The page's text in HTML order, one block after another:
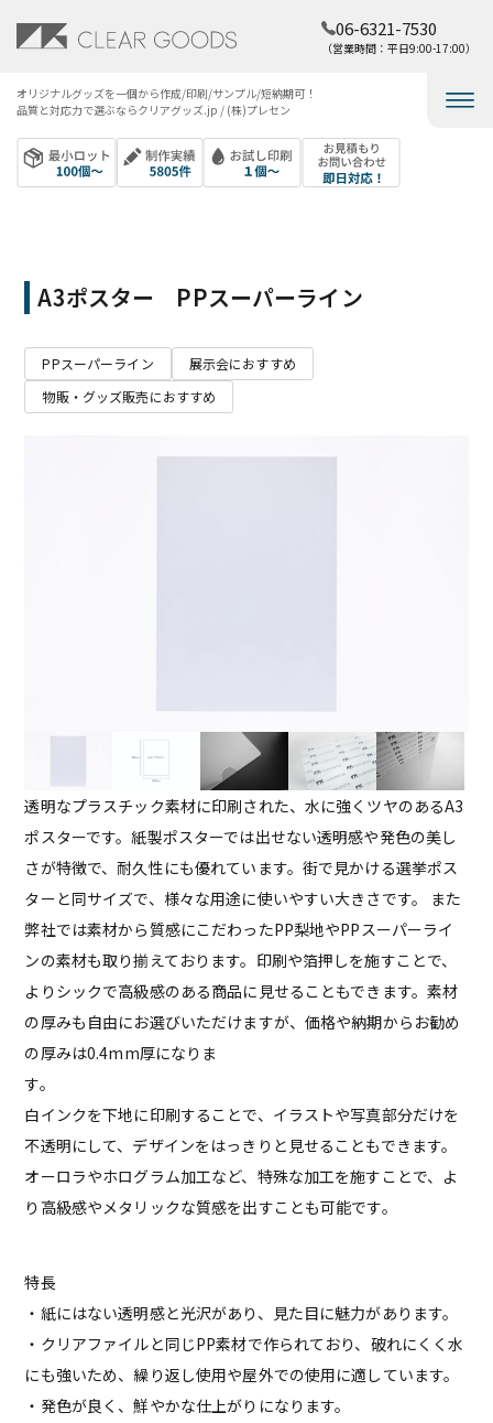
オリジナルグッズを​一個から​作成/印刷/サンプル/短納期可！​
品質と​対応力で​選ぶなら​クリアグッズ.jp / (株)プレセン
06-6321-7530
（営業時間：平日9:00-17:00）
A3ポスター PPスーパーライン
PPスーパーライン
展示会におすすめ
物販・グッズ販売におすすめ
透明なプラスチック素材に印刷された、水に強くツヤのあるA3
ポスターです。紙製ポスターでは出せない透明感や発色の美し
さが特徴で、耐久性にも優れています。街で見かける選挙ポス
ターと同サイズで、様々な用途に使いやすい大きさです。 また
弊社では素材から質感にこだわったPP梨地やPPスーパーライ
ンの素材も取り揃えております。印刷や箔押しを施すことで、
よりシックで高級感のある商品に見せることもできます。素材
の厚みも自由にお選びいただけますが、価格や納期からお勧め
の厚みは0.4mm厚になりま
す
白インクを下地に印刷することで、イラストや写真部分だけを
不透明にして、デザインをはっきりと見せることもできます。
オーロラやホログラム加工など、特殊な加工を施すことで、よ
り高級感やメタリックな質感を出すことも可能です。
特長
・紙にはない透明感と光沢があり、見た目に魅力があります。
・クリアファイルと同じPP素材で作られており、破れにくく水
にも強いため、繰り返し使用や屋外での使用に適しています。
・発色が良く、鮮やかな仕上がりになります。